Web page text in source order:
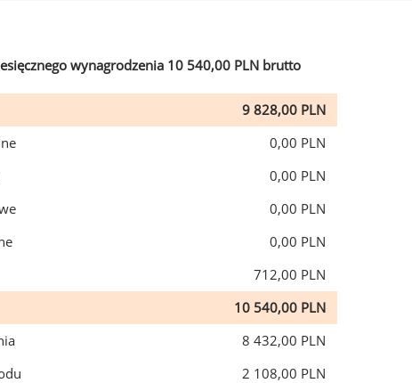
wynagrodzenia 10 540,00 PLN brutto
9 828,00 PLN
0,00 PLN
0,00 PLN
0,00 PLN
0,00 PLN
712,00 PLN
10 540,00 PLN
8 432,00 PLN
2 108,00 PLN